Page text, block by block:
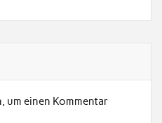
um einen Kommentar